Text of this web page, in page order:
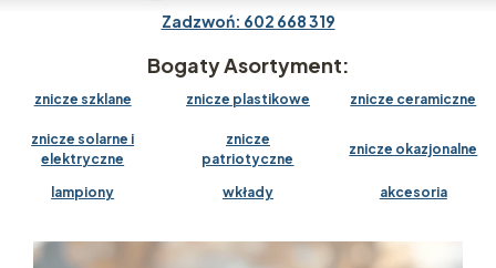
Zadzwoń: 602 668 319
Bogaty Asortyment:
znicze szklane znicze plastikowe znicze ceramiczne
znicze solarne i
elektryczne
znicze
patriotyczne
znicze okazjonalne
lampiony wkłady akcesoria